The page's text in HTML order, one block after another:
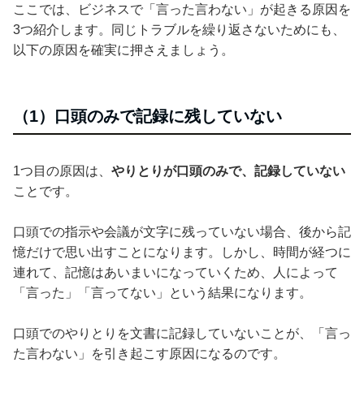
ここでは、ビジネスで「言った言わない」が起きる原因を
3つ紹介します。同じトラブルを繰り返さないためにも、
以下の原因を確実に押さえましょう。
（1）口頭のみで記録に残していない
1つ目の原因は、 やりとりが口頭のみで、記録していない
ことです。
口頭での指示や会議が文字に残っていない場合、後から記
憶だけで思い出すことになります。しかし、時間が経つに
連れて、記憶はあいまいになっていくため、人によって
「言った」「言ってない」という結果になります。
口頭でのやりとりを文書に記録していないことが、「言っ
た言わない」を引き起こす原因になるのです。